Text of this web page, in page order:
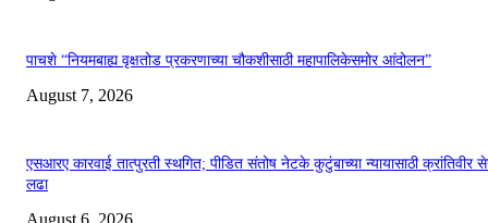
पाचशे “नियमबाह्य वृक्षतोड प्रकरणाच्या चौकशीसाठी महापालिकेसमोर आंदोलन”
August 7, 2026
एसआरए कारवाई तात्पुरती स्थगित; पीडित संतोष नेटके कुटुंबाच्या न्यायासाठी क्रांतिवीर
लढा